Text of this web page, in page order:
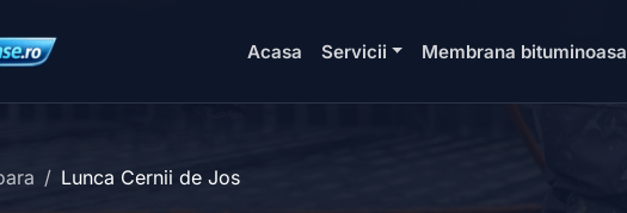
Acasa Servicii Membrana bituminoasa
Lunca Cernii de Jos